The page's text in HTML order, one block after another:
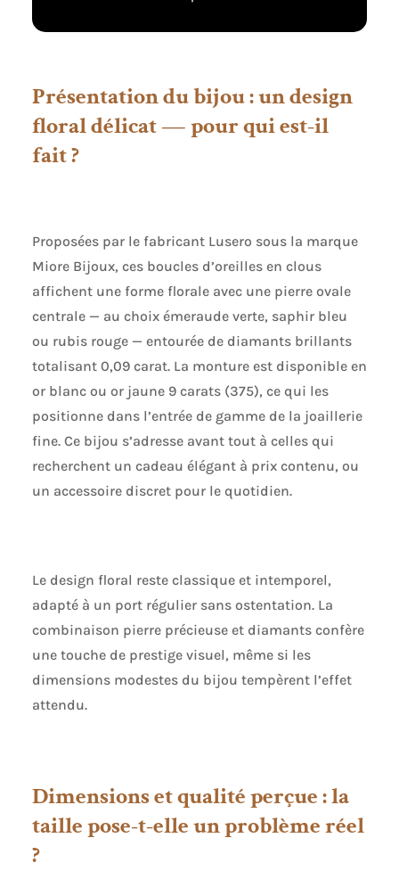
trouverez une
9K. Le poids d'or est
de 1.13 Gr. Combinez
vos boucles
d'oreilles avec le
les matériaux sont
doux pour la peau
et exactement tels
que décrits. Les
diamants et les
pierres précieuses
sont authentiques
et parfaitement
description ci-
dessous. Veuillez
noter que le poids et
les mesures
peuvent légèrement
du mois de mai, est
l'une des pierres
précieuses les plus
rares au monde
avec ses
magnifiques
couleurs veloutées.
boîte cadeau de
haute qualité.
Magnifique cadeau
Présentation du bijou : un design
floral délicat — pour qui est-il
fait ?
Proposées par le fabricant Lusero sous la marque
Miore Bijoux, ces boucles d’oreilles en clous
affichent une forme florale avec une pierre ovale
centrale — au choix émeraude verte, saphir bleu
ou rubis rouge — entourée de diamants brillants
totalisant 0,09 carat. La monture est disponible en
or blanc ou or jaune 9 carats (375), ce qui les
positionne dans l’entrée de gamme de la joaillerie
fine. Ce bijou s’adresse avant tout à celles qui
recherchent un cadeau élégant à prix contenu, ou
un accessoire discret pour le quotidien.
Le design floral reste classique et intemporel,
adapté à un port régulier sans ostentation. La
combinaison pierre précieuse et diamants confère
une touche de prestige visuel, même si les
dimensions modestes du bijou tempèrent l’effet
attendu.
Dimensions et qualité perçue : la
taille pose-t-elle un problème réel
?